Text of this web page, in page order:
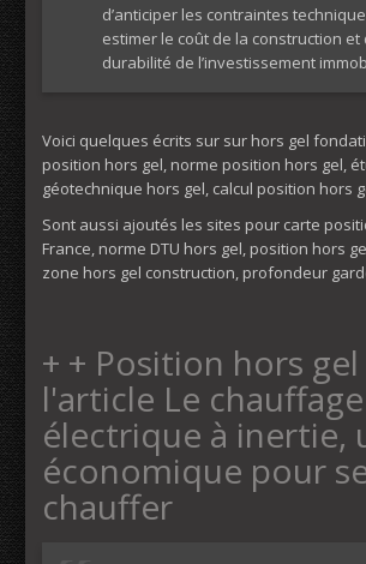
d’anticiper les contraintes
estimer le coût de la construction et
durabilité de l’investissement
Voici quelques écrits sur sur hors gel
position hors gel, norme position hors gel,
géotechnique hors gel, calcul position hors
Sont aussi ajoutés les sites pour carte
France, norme DTU hors gel, position hors
zone hors gel construction, profondeur
+ + Position hors
l'article Le chauffage
électrique à inertie,
économique pour
chauffer